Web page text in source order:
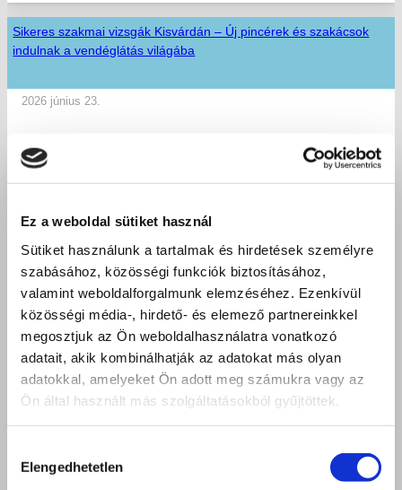
Ez a weboldal sütiket használ
Sütiket használunk a tartalmak és hirdetések személyre
szabásához, közösségi funkciók biztosításához,
valamint weboldalforgalmunk elemzéséhez. Ezenkívül
közösségi média-, hirdető- és elemező partnereinkkel
megosztjuk az Ön weboldalhasználatra vonatkozó
adatait, akik kombinálhatják az adatokat más olyan
adatokkal, amelyeket Ön adott meg számukra vagy az
Ön által használt más szolgáltatásokból gyűjtöttek.
kiválasztása
Elengedhetetlen
Sikeres szakmai vizsgák Kisvárdán – Új pincérek és szakácsok
indulnak a vendéglátás világába
2026 június 23.